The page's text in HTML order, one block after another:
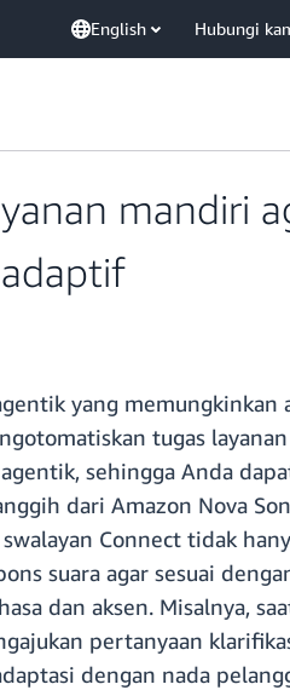
English Hubungi
mandiri
yang memungkinkan
tugas
sehingga Anda
dari Amazon Nova
Connect tidak
suara agar sesuai
dan aksen. Misalnya,
pertanyaan
dengan nada